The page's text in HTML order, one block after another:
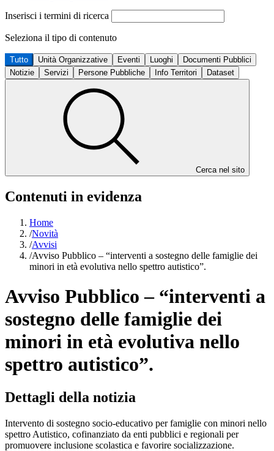
Inserisci i termini di ricerca
Seleziona il tipo di contenuto
Tutto Unità Organizzative Eventi Luoghi
Documenti Pubblici
Notizie
Servizi Persone Pubbliche Info Territori Dataset
Cerca nel sito
Contenuti in evidenza
Home
/Novità
/Avvisi
/Avviso Pubblico – “interventi a sostegno delle famiglie dei
minori in età evolutiva nello spettro autistico”.
Avviso Pubblico – “interventi a
sostegno delle famiglie dei
minori in età evolutiva nello
spettro autistico”.
Dettagli della notizia
Intervento di sostegno socio-educativo per famiglie con minori nello
spettro Autistico, cofinanziato da enti pubblici e regionali per
promuovere inclusione scolastica e favorire socializzazione.